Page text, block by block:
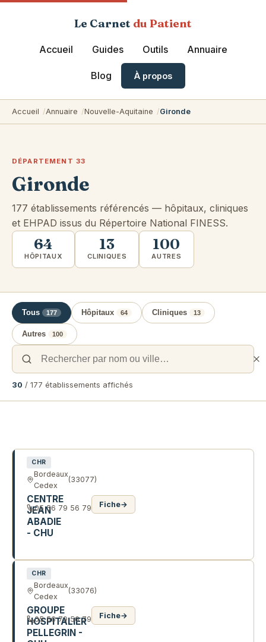
Le Carnet du Patient
Accueil Guides Outils Annuaire
Blog À propos
Accueil Annuaire Nouvelle-Aquitaine Gironde
DÉPARTEMENT 33
Gironde
177 établissements référencés — hôpitaux, cliniques
et EHPAD issus du Répertoire National FINESS.
64
HÔPITAUX
13
CLINIQUES
100
AUTRES
Tous 177 Hôpitaux 64 Cliniques 13
Autres 100
30 / 177 établissements affichés
Liste des établissements de santé
CHR
Bordeaux
Cedex
(33077)
CENTRE
JEAN
ABADIE
- CHU
05 56 79 56 79 Fiche→
CHR
Bordeaux
Cedex
(33076)
GROUPE
HOSPITALIER
PELLEGRIN -
05 56 79 56 79 Fiche→